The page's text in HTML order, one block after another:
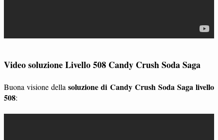
Video soluzione Livello 508 Candy Crush Soda Saga
Buona visione dellasoluzione di Candy Crush Soda Saga livello
508: